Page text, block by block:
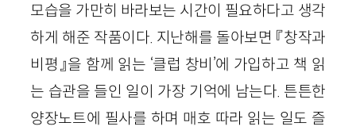
모습을 가만히 바라보는 시간이 필요하다고 생각
하게 해준 작품이다. 지난해를 돌아보면 『창작과
비평』을 함께 읽는 ‘클럽 창비’에 가입하고 책 읽
는 습관을 들인 일이 가장 기억에 남는다. 튼튼한
양장노트에 필사를 하며 매호 따라 읽는 일도 즐